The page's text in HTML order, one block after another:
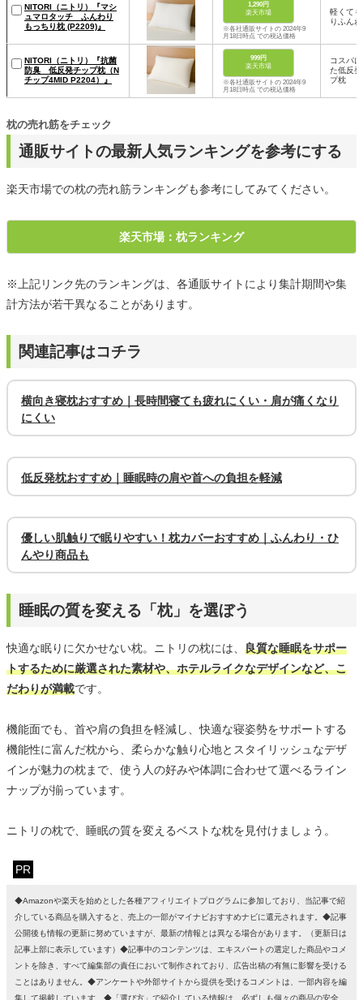
NITORI（ニトリ）『マシ
ュマロタッチ ふんわり
もっちり枕 (P2209)』
1,290円
楽天市場
※各社通販サイトの 2024年9
月18日時点 での税込価格
軽くて
りふん
NITORI（ニトリ）『抗菌
防臭 低反発チップ枕（N
チップ4MID P2204）』
999円
楽天市場
※各社通販サイトの 2024年9
月18日時点 での税込価格
コスパ
た低反
プ枕
通販サイトの最新人気ランキングを参考にする
枕の売れ筋をチェック
楽天市場での枕の売れ筋ランキングも参考にしてみてください。
楽天市場：枕ランキング
※上記リンク先のランキングは、各通販サイトにより集計期間や集
計方法が若干異なることがあります。
関連記事はコチラ
横向き寝枕おすすめ｜長時間寝ても疲れにくい・肩が痛くなり
にくい
低反発枕おすすめ｜睡眠時の肩や首への負担を軽減
優しい肌触りで眠りやすい！枕カバーおすすめ｜ふんわり・ひ
んやり商品も
睡眠の質を変える「枕」を選ぼう
快適な眠りに欠かせない枕。ニトリの枕には、 良質な睡眠をサポー
トするために厳選された素材や、ホテルライクなデザインなど、こ
だわりが満載です。
機能面でも、首や肩の負担を軽減し、快適な寝姿勢をサポートする
機能性に富んだ枕から、柔らかな触り心地とスタイリッシュなデザ
インが魅力の枕まで、使う人の好みや体調に合わせて選べるライン
ナップが揃っています。
ニトリの枕で、睡眠の質を変えるベストな枕を見付けましょう。
PR
◆Amazonや楽天を始めとした各種アフィリエイトプログラムに参加しており、当記事で紹
介している商品を購入すると、売上の一部がマイナビおすすめナビに還元されます。◆記事
公開後も情報の更新に努めていますが、最新の情報とは異なる場合があります。（更新日は
記事上部に表示しています）◆記事中のコンテンツは、エキスパートの選定した商品やコメ
ントを除き、すべて編集部の責任において制作されており、広告出稿の有無に影響を受ける
ことはありません。◆アンケートや外部サイトから提供を受けるコメントは、一部内容を編
集して掲載しています。◆「選び方」で紹介している情報は、必ずしも個々の商品の安全